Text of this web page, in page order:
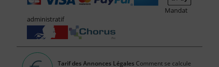
Mandat
administratif
Tarif des Annonces Légales Comment se calcule